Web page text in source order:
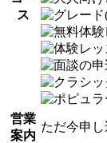
ス
営業
案内
ただ今申し